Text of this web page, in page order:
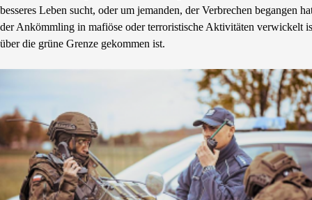
besseres Leben sucht, oder um jemanden, der Verbrechen begangen
der Ankömmling in mafiöse oder terroristische Aktivitäten verwickelt
über die grüne Grenze gekommen ist.